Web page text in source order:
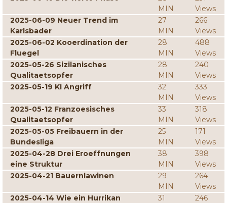
MIN
Views
2025-06-09 Neuer Trend im
Karlsbader
27
MIN
266
Views
2025-06-02 Kooerdination der
Fluegel
28
MIN
488
Views
2025-05-26 Sizilanisches
Qualitaetsopfer
28
MIN
240
Views
2025-05-19 KI Angriff
32
MIN
333
Views
2025-05-12 Franzoesisches
Qualitaetsopfer
33
MIN
318
Views
2025-05-05 Freibauern in der
Bundesliga
25
MIN
171
Views
2025-04-28 Drei Eroeffnungen
eine Struktur
38
MIN
398
Views
2025-04-21 Bauernlawinen
29
MIN
264
Views
2025-04-14 Wie ein Hurrikan
31
246